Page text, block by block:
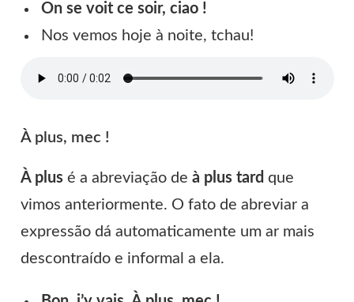
On se voit ce soir, ciao !
Nos vemos hoje à noite, tchau!
À plus, mec !
À plusé a abreviação de à plus tard que
vimos anteriormente. O fato de abreviar a
expressão dá automaticamente um ar mais
descontraído e informal a ela.